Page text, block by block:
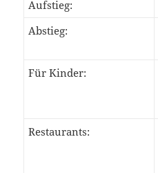
Aufstieg:
Abstieg:
Für Kinder:
Restaurants: